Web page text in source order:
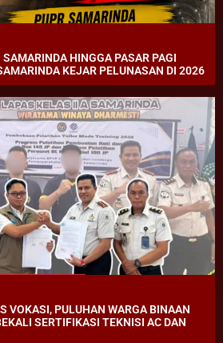
HINGGA PASAR PAGI
KEJAR PELUNASAN DI 2026
VOKASI, PULUHAN WARGA BINAAN
SERTIFIKASI TEKNISI AC DAN